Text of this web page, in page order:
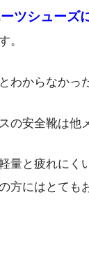
ツシューズ
。
わからなかっ
の安全靴は他
量と疲れにく
方にはとても